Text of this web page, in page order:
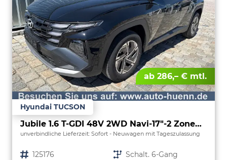
ab 286,– € mtl.
Hyundai TUCSON
Jubile 1.6 T-GDI 48V 2WD Navi-17"-2 Zonen Klimaautomatik-LED-Kamera-Sofort
unverbindliche Lieferzeit: Sofort Neuwagen mit Tageszulassung
Fahrzeugnr. 125176 Getriebe Schalt. 6-Gang